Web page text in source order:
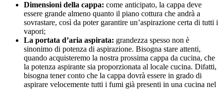
Dimensioni della cappa: come anticipato, la cappa deve
essere grande almeno quanto il piano cottura che andrà a
sovrastare, così da poter garantire un’aspirazione certa di tutti i
vapori;
La portata d’aria aspirata: grandezza spesso non è
sinonimo di potenza di aspirazione. Bisogna stare attenti,
quando acquisteremo la nostra prossima cappa da cucina, che
la potenza aspirante sia proporzionata al locale cucina. Difatti,
bisogna tener conto che la cappa dovrà essere in grado di
aspirare velocemente tutti i fumi già presenti in una cucina nel